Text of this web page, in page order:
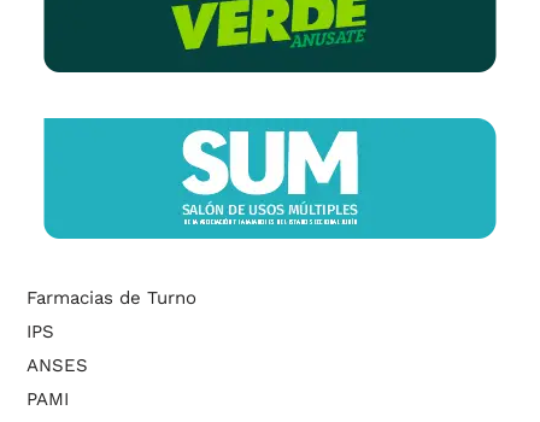
Farmacias de Turno
IPS
ANSES
PAMI